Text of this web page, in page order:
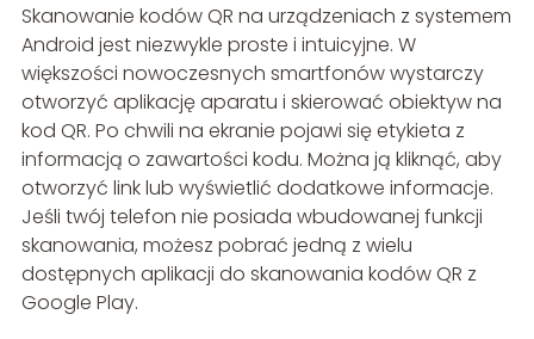
Skanowanie kodów QR na urządzeniach z systemem
Android jest niezwykle proste i intuicyjne. W
większości nowoczesnych smartfonów wystarczy
otworzyć aplikację aparatu i skierować obiektyw na
kod QR. Po chwili na ekranie pojawi się etykieta z
informacją o zawartości kodu. Można ją kliknąć, aby
otworzyć link lub wyświetlić dodatkowe informacje.
Jeśli twój telefon nie posiada wbudowanej funkcji
skanowania, możesz pobrać jedną z wielu
dostępnych aplikacji do skanowania kodów QR z
Google Play.